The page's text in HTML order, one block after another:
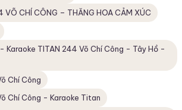
VÕ CHÍ CÔNG – THĂNG HOA CẢM XÚC
Karaoke TITAN 244 Võ Chí Công - Tây Hồ -
Chí Công
Chí Công - Karaoke Titan